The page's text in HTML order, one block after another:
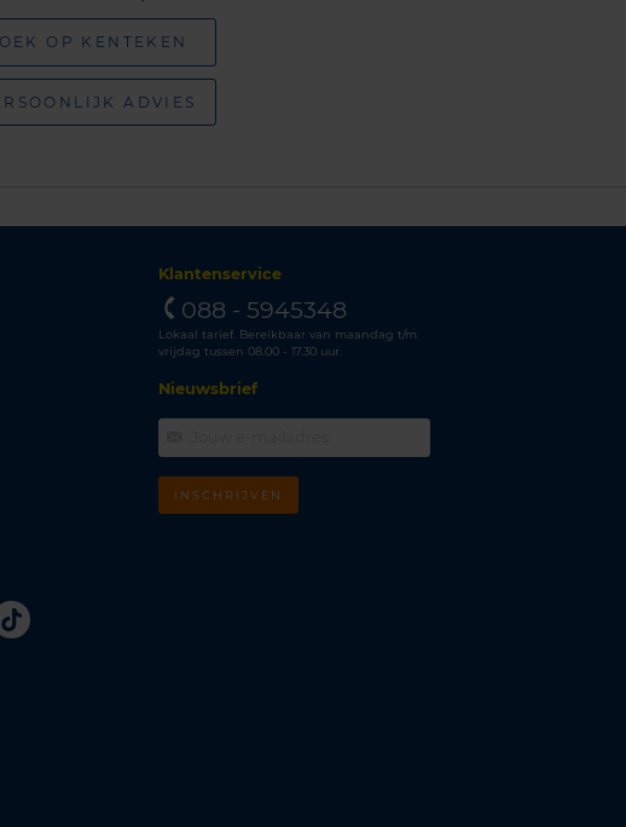
OP KENTEKEN
ADVIES
Tiktok
Klantenservice
088 - 5945348
Lokaal tarief. Bereikbaar van maandag t/m
vrijdag tussen 08.00 - 17.30 uur.
Nieuwsbrief
INSCHRIJVEN